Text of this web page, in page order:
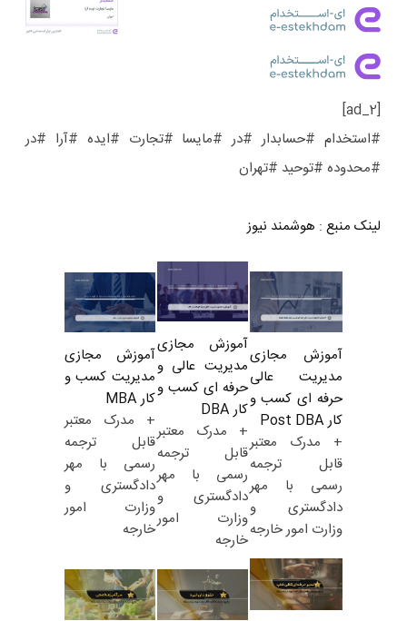
[ad_2]
#استخدام #حسابدار #در #مایسا #تجارت #ایده #آرا #در
#محدوده #توحید #تهران
لینک منبع : هوشمند نیوز
آموزش مجازی
مدیریت عالی
حرفه ای کسب و
کار Post DBA
+ مدرک معتبر
قابل ترجمه
رسمی با مهر
دادگستری و
وزارت امور خارجه
آموزش مجازی
مدیریت عالی و
حرفه ای کسب و
کار DBA
+ مدرک معتبر
قابل ترجمه
رسمی با مهر
دادگستری و
وزارت امور
خارجه
آموزش مجازی
مدیریت کسب و
کار MBA
+ مدرک معتبر
قابل ترجمه
رسمی با مهر
دادگستری و
وزارت امور
خارجه